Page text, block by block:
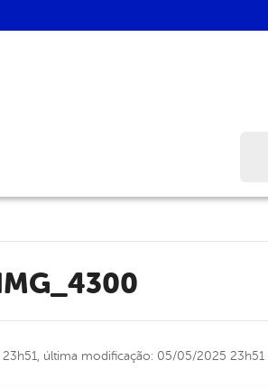
IMG_4300
última modificação: 05/05/2025 23h51